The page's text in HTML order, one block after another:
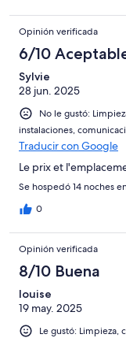
Opinión verificada
6/10
Sylvie
28 jun. 2025
No le gustó:
instalaciones,
Traducir con Google
Le prix et
Se hospedó 14 noches
0
Opinión verificada
8/10 Buena
louise
19 may. 2025
Le gustó: Limpieza,